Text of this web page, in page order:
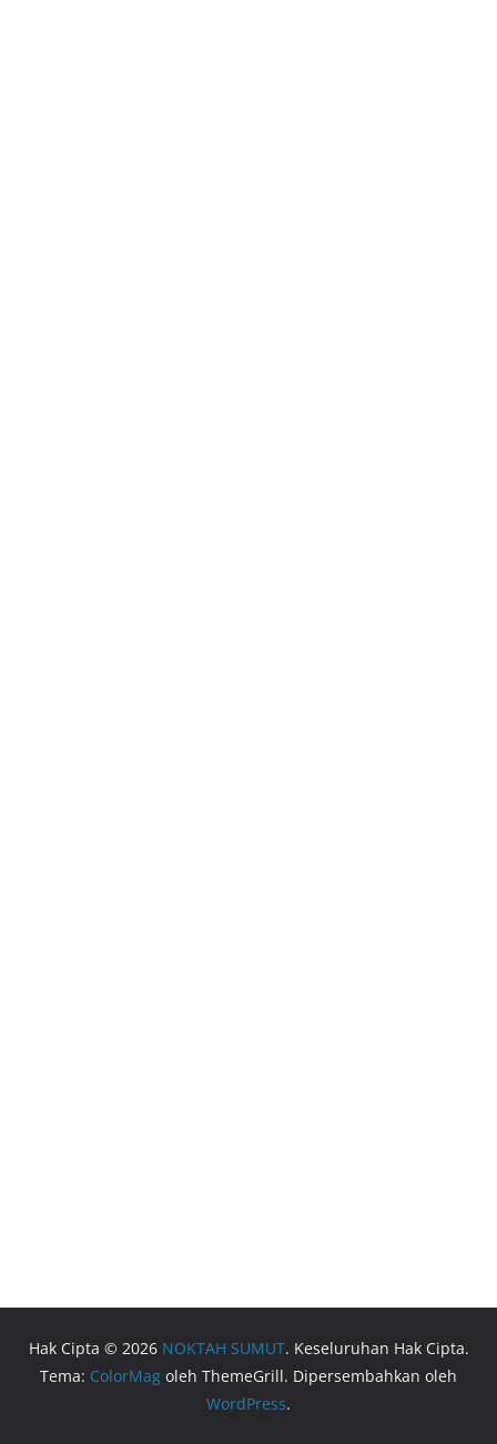
Hak Cipta © 2026 NOKTAH SUMUT. Keseluruhan Hak Cipta.
Tema: ColorMag oleh ThemeGrill. Dipersembahkan oleh
WordPress.